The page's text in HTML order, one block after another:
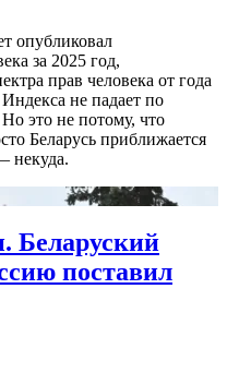
опубликовал
за 2025 год,
прав человека от года
не падает по
это не потому, что
Беларусь приближается
некуда.
Беларуский
поставил